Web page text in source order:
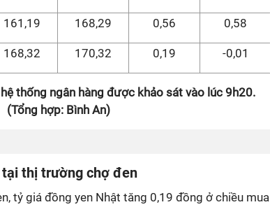
161,19 168,29 0,56 0,58
168,32 170,32 0,19 -0,01
thống ngân hàng được khảo sát vào lúc 9h20.
(Tổng hợp: Bình An)
thị trường chợ đen
tỷ giá đồng yen Nhật tăng 0,19 đồng ở chiều mua